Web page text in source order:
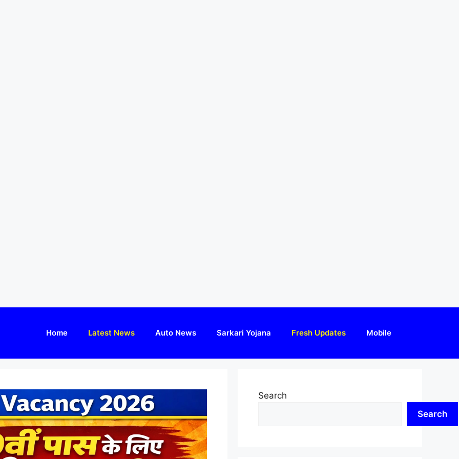
Home Latest News Auto News Sarkari Yojana Fresh Updates Mobile
Search
Search